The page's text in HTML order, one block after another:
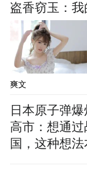
盗香窃玉：
爽文
日本原子弹
高市：想通
国，这种想